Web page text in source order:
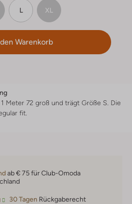
L XL
Warenkorb
Meter 72 groß und trägt Größe S. Die
fit
ab € 75 für Club-Omoda
30 Tagen Rückgaberecht